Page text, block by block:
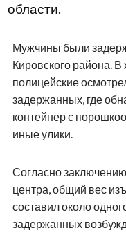
области.
Мужчины были
Кировского района.
полицейские
задержанных, где
контейнер с
иные улики.
Согласно
центра, общий вес
составил около
задержанных